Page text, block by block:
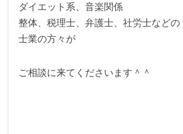
ダイエット系、音楽関係
整体、税理士、弁護士、社労士などの
士業の方々が
ご相談に来てくださいます＾＾